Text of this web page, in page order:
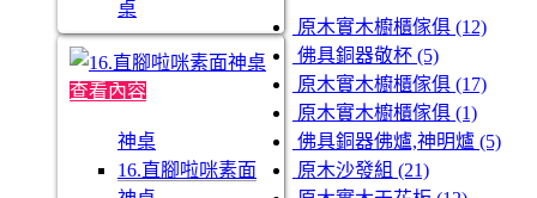
查看內容
神桌
16.直腳啦咪素面
原木實木櫥櫃傢俱 (12)
佛具銅器敬杯 (5)
原木實木櫥櫃傢俱 (17)
原木實木櫥櫃傢俱 (1)
佛具銅器佛爐,神明爐 (5)
原木沙發組 (21)